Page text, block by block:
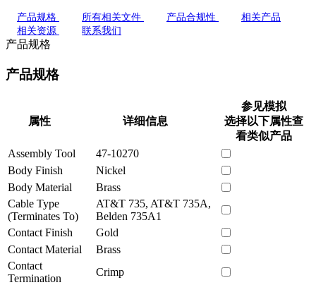
产品规格 所有相关文件 产品合规性
相关产品
相关资源
联系我们
产品规格
产品规格
属性 详细信息
参见模拟
选择以下属性查
看类似产品
Assembly Tool
47-10270
Body Finish
Nickel
Body Material
Brass
Cable Type
(Terminates To)
AT&T 735, AT&T 735A,
Belden 735A1
Contact Finish
Gold
Contact Material
Brass
Contact
Termination
Crimp